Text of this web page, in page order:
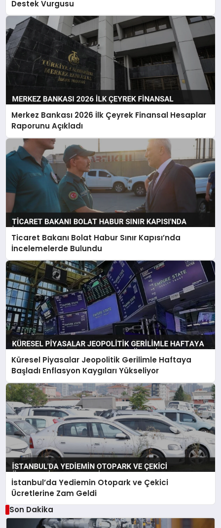
Destek Vurgusu
Merkez Bankası 2026 İlk Çeyrek Finansal Hesaplar
Raporunu Açıkladı
Ticaret Bakanı Bolat Habur Sınır Kapısı’nda
İncelemelerde Bulundu
Küresel Piyasalar Jeopolitik Gerilimle Haftaya
Başladı Enflasyon Kaygıları Yükseliyor
İstanbul’da Yediemin Otopark ve Çekici
Ücretlerine Zam Geldi
Son Dakika